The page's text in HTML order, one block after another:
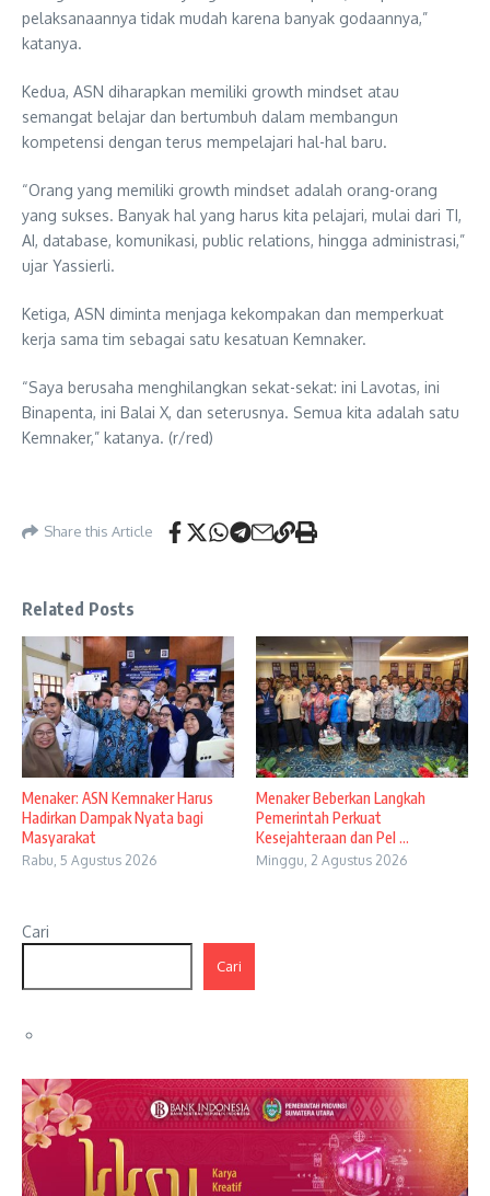
pelaksanaannya tidak mudah karena banyak godaannya,”
katanya.
Kedua, ASN diharapkan memiliki growth mindset atau
semangat belajar dan bertumbuh dalam membangun
kompetensi dengan terus mempelajari hal-hal baru.
“Orang yang memiliki growth mindset adalah orang-orang
yang sukses. Banyak hal yang harus kita pelajari, mulai dari TI,
AI, database, komunikasi, public relations, hingga administrasi,”
ujar Yassierli.
Ketiga, ASN diminta menjaga kekompakan dan memperkuat
kerja sama tim sebagai satu kesatuan Kemnaker.
“Saya berusaha menghilangkan sekat-sekat: ini Lavotas, ini
Binapenta, ini Balai X, dan seterusnya. Semua kita adalah satu
Kemnaker,” katanya. (r/red)
Share this Article
Related Posts
Menaker: ASN Kemnaker Harus
Hadirkan Dampak Nyata bagi
Masyarakat
Rabu, 5 Agustus 2026
Menaker Beberkan Langkah
Pemerintah Perkuat
Kesejahteraan dan Pel ...
Minggu, 2 Agustus 2026
Cari
Cari